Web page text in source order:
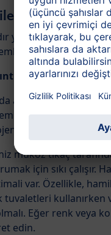
ve
yaşadığınız
alacak.
artan akıntı fark
ve bakterisiz
“alır” ve böylece
müköz tıkaç
için sıkı çalışır.
var. Özellikle,
tuvaletleri kullanırken
Eğer renk veya
edin.